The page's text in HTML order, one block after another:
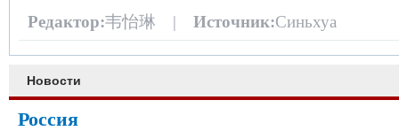
Редактор:韦怡琳 | Источник:Синьхуа
Новости
Россия